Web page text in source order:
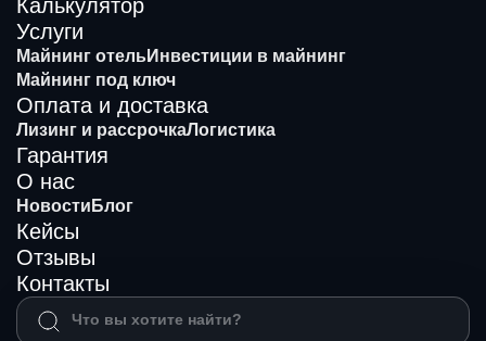
Калькулятор
Услуги
Майнинг отельИнвестиции в майнинг
Майнинг под ключ
Оплата и доставка
Лизинг и рассрочкаЛогистика
Гарантия
О нас
Новости Блог
Кейсы
Отзывы
Контакты